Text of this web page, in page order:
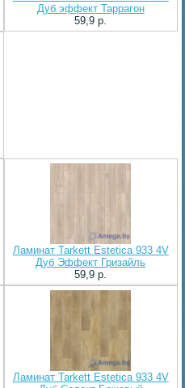
Дуб эффект Таррагон
59,9 p.
Ламинат Tarkett Estetica 933 4V
Дуб Эффект Гризайль
59,9 p.
Ламинат Tarkett Estetica 933 4V